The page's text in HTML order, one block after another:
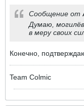
Сообщение от
Думаю,
в меру своих
Конечно,
Team Colmic